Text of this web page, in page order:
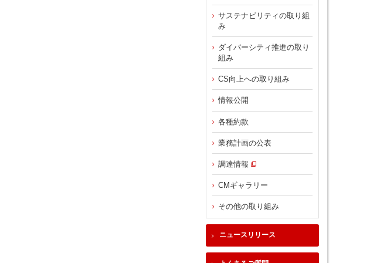
サステナビリティの取り組
み
ダイバーシティ推進の取り
組み
CS向上への取り組み
情報公開
各種約款
業務計画の公表
調達情報
CMギャラリー
その他の取り組み
ニュースリリース